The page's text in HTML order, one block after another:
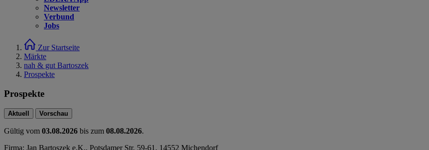
Newsletter
Verbund
Jobs
Zur Startseite
Märkte
nah & gut Bartoszek
Prospekte
Prospekte
Aktuell Vorschau
Gültig vom 03.08.2026 bis zum 08.08.2026.
Firma: Jan Bartoszek e.K., Potsdamer Str. 59-61, 14552 Michendorf